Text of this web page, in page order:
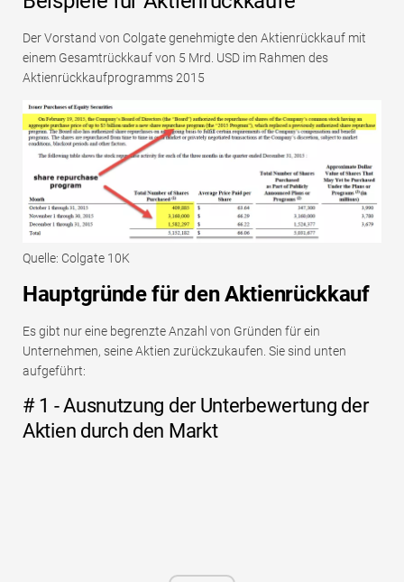
Der Vorstand von Colgate genehmigte den Aktienrückkauf mit
einem Gesamtrückkauf von 5 Mrd. USD im Rahmen des
Aktienrückkaufprogramms 2015
Quelle: Colgate 10K
Hauptgründe für den Aktienrückkauf
Es gibt nur eine begrenzte Anzahl von Gründen für ein
Unternehmen, seine Aktien zurückzukaufen. Sie sind unten
aufgeführt:
# 1 - Ausnutzung der Unterbewertung der
Aktien durch den Markt